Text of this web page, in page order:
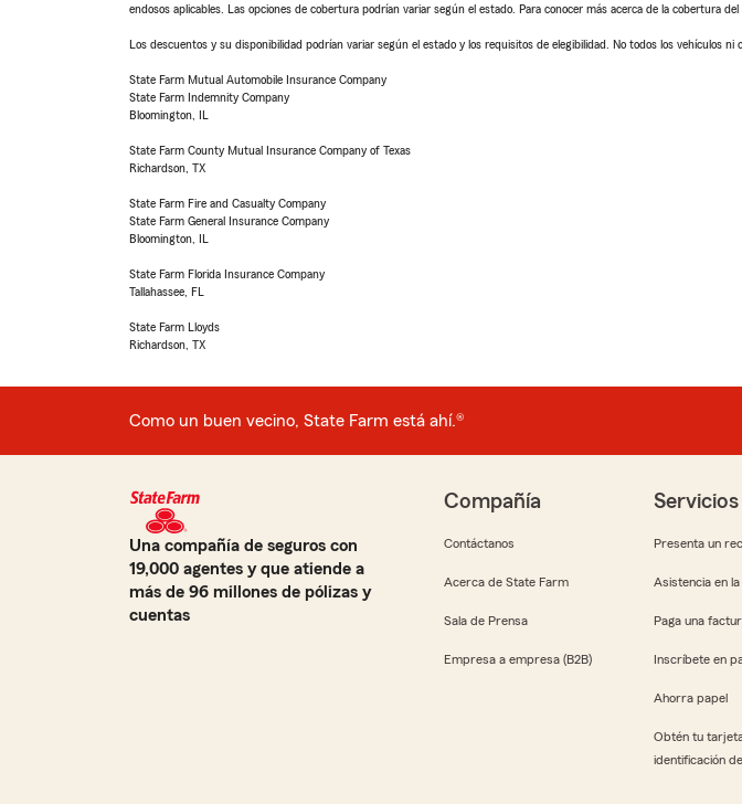
endosos aplicables. Las opciones de cobertura podrían variar según el estado. Para conocer más acerca de la cobertura
Los descuentos y su disponibilidad podrían variar según el estado y los requisitos de elegibilidad. No todos los vehículos ni
State Farm Mutual Automobile Insurance Company
State Farm Indemnity Company
Bloomington, IL
State Farm County Mutual Insurance Company of Texas
Richardson, TX
State Farm Fire and Casualty Company
State Farm General Insurance Company
Bloomington, IL
State Farm Florida Insurance Company
Tallahassee, FL
State Farm Lloyds
Richardson, TX
Como un buen vecino, State Farm está ahí.®
Una compañía de seguros con
19,000 agentes y que atiende a
más de 96 millones de pólizas y
cuentas
Compañía
Contáctanos
Acerca de State Farm
Sala de Prensa
Empresa a empresa (B2B)
Servicios
Presenta un
Asistencia en
Paga una
Inscríbete en
Ahorra papel
Obtén tu
identificación